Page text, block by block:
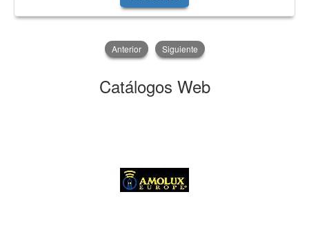
Anterior Siguiente
Catálogos Web